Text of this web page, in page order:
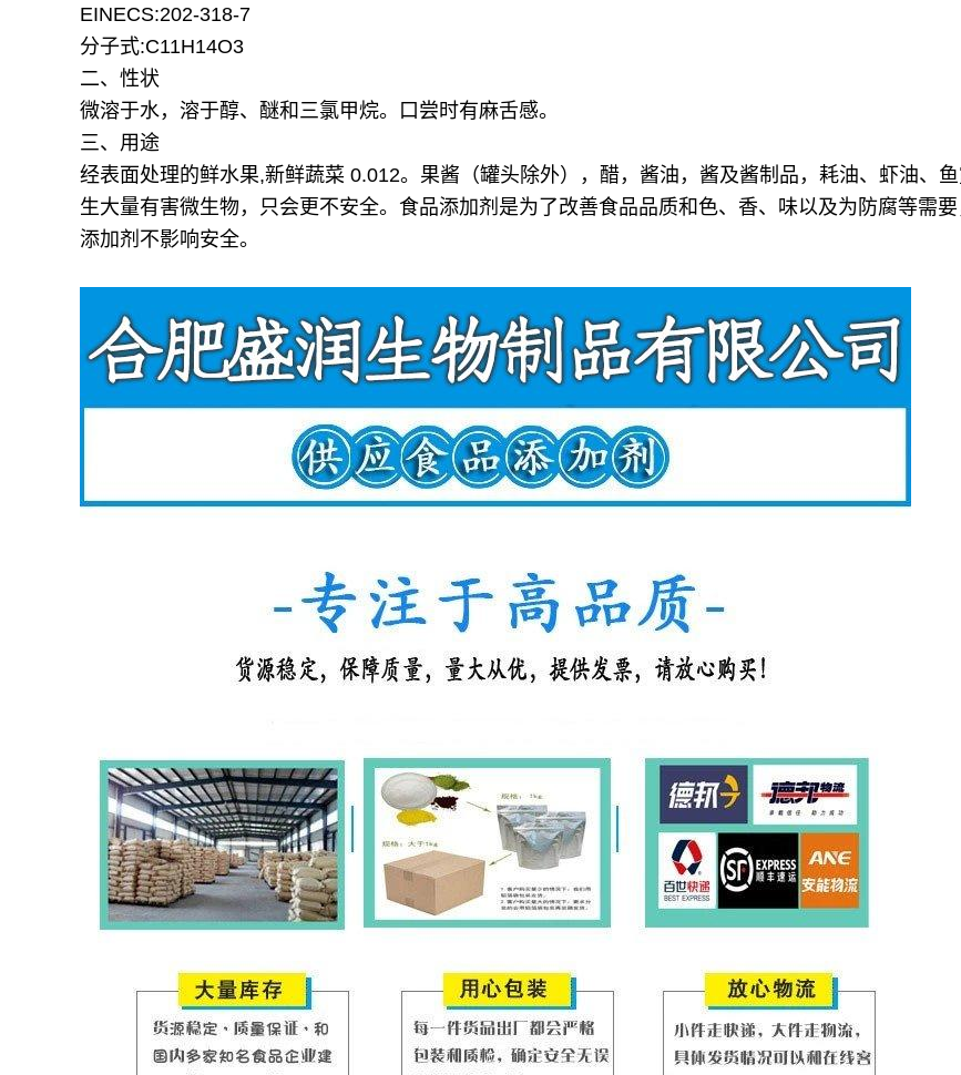
EINECS:202-318-7
分子式:C11H14O3
二、性状
微溶于水，溶于醇、醚和三氯甲烷。口尝时有麻舌感。
三、用途
经表面处理的鲜水果,新鲜蔬菜 0.012。果酱（罐头除外），醋，酱油，酱及酱制品，耗油、虾油、
生大量有害微生物，只会更不安全。食品添加剂是为了改善食品品质和色、香、味以及为防腐等需
添加剂不影响安全。